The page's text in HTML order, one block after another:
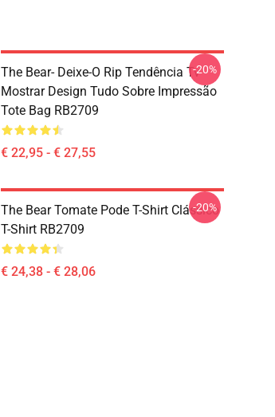
The Bear- Deixe-O Rip Tendência Tv
Mostrar Design Tudo Sobre Impressão
Tote Bag RB2709
€ 22,95 - € 27,55
-20%
The Bear Tomate Pode T-Shirt Clássico
T-Shirt RB2709
€ 24,38 - € 28,06
-20%